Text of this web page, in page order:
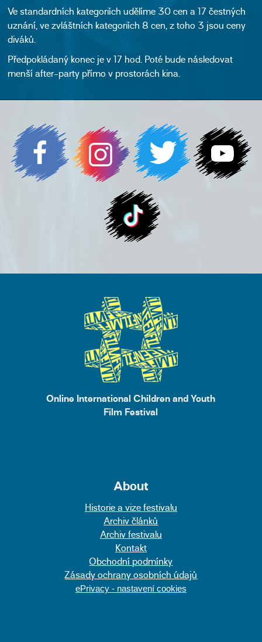
Ve standardních kategoriích udělíme 30 cen a 17 čestných
uznání, ve zvláštních kategoriích 8 cen, z toho 3 jsou ceny
diváků.
Předpokládaný konec je v 17 hod. Poté bude následovat
menší after-party přímo v prostorách kina.
Online International Children and Youth
Film Festival
About
Historie a vize festivalu
Archiv článků
Archiv festivalu
Kontakt
Obchodní podmínky
Zásady ochrany osobních údajů
ePrivacy - nastavení cookies